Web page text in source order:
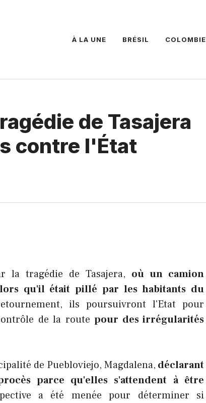
À LA UNE BRÉSIL COLOMBIE
de Tasajera
contre l'État
la tragédie de Tasajera, où un camion
qu'il était pillé par les habitants du
ils poursuivront l'Etat pour
de la routepour des irrégularités
de Puebloviejo, Magdalena, déclarant
parce qu'elles s'attendent à être
a été menée pour déterminer si